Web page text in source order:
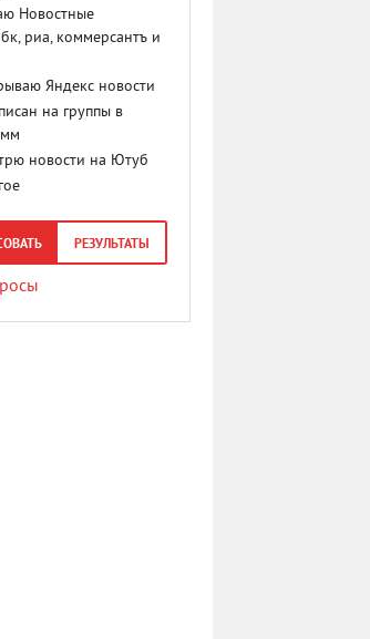
Новостные
риа, коммерсантъ и
Яндекс новости
на группы в
новости на Ютуб
РЕЗУЛЬТАТЫ